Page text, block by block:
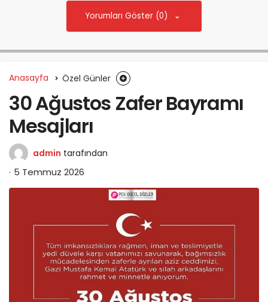
Yorumları Göster (0)
Anasayfa Özel Günler
30 Ağustos Zafer Bayramı
Mesajları
admin tarafından
5 Temmuz 2026